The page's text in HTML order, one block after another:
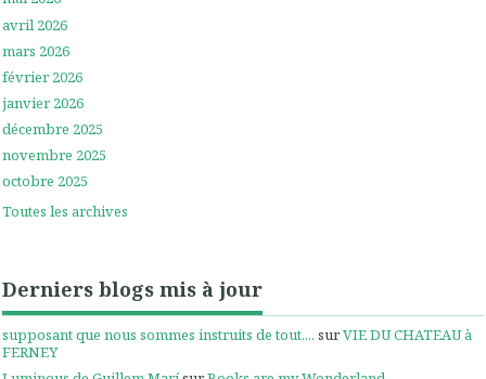
avril 2026
mars 2026
février 2026
janvier 2026
décembre 2025
novembre 2025
octobre 2025
Toutes les archives
Derniers blogs mis à jour
supposant que nous sommes instruits de tout,... surVIE DU CHATEAU à
FERNEY